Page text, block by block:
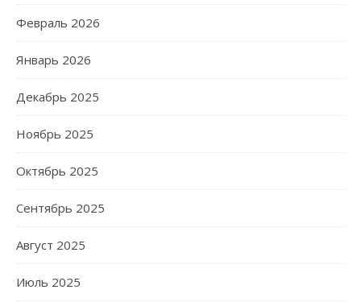
Февраль 2026
Январь 2026
Декабрь 2025
Ноябрь 2025
Октябрь 2025
Сентябрь 2025
Август 2025
Июль 2025